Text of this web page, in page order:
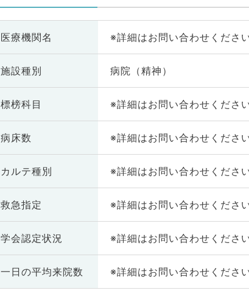
医療機関名 ※詳細はお問い合わせくださ
施設種別 病院（精神）
標榜科目 ※詳細はお問い合わせくださ
病床数 ※詳細はお問い合わせくださ
カルテ種別 ※詳細はお問い合わせくださ
救急指定 ※詳細はお問い合わせくださ
学会認定状況 ※詳細はお問い合わせくださ
一日の平均来院数 ※詳細はお問い合わせくださ